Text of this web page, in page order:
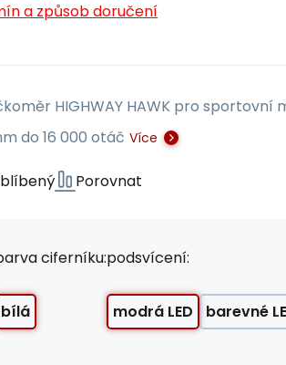
a způsob doručení
HIGHWAY HAWK pro
do 16 000 otáč Více
Porovnat
ciferníku:
bílá
podsvícení:
modrá LED barevné